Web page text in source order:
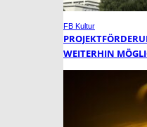
FB Kultur
WEITERHIN